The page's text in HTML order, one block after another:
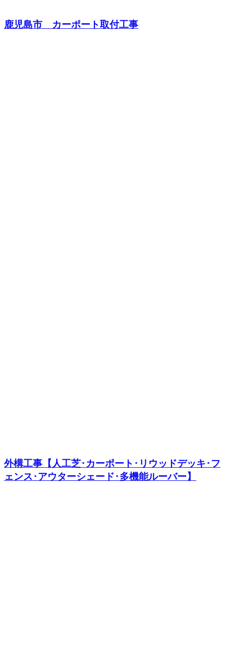
鹿児島市 カーポート取付工事
外構工事【人工芝･カーポート･リウッドデッキ･フ
ェンス･アウターシェード･多機能ルーバー】